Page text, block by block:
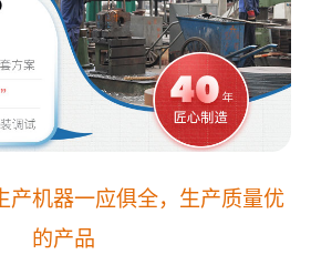
产机器一应俱全，生产质量优
的产品